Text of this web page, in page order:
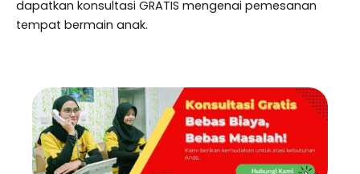
dapatkan konsultasi GRATIS mengenai pemesanan
tempat bermain anak.